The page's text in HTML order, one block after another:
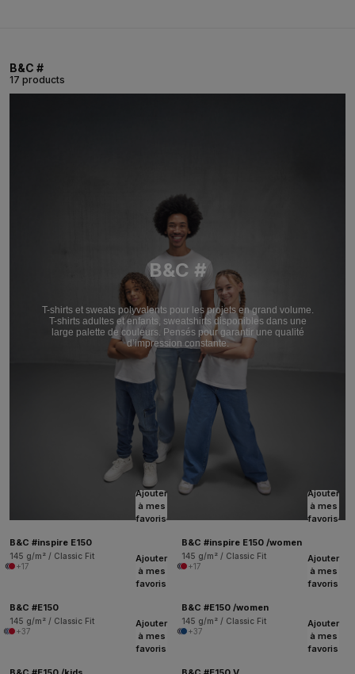
B&C #
17 products
B&C #
T-shirts et sweats polyvalents pour les projets en grand volume.
T-shirts adultes et enfants, sweatshirts disponibles dans une
large palette de couleurs. Pensés pour garantir une qualité
d’impression constante.
Ajouter
à mes
favoris
B&C #inspire E150
145 g/m² / Classic Fit
+17
Ajouter
à mes
favoris
B&C #inspire E150 /women
145 g/m² / Classic Fit
+17
Ajouter
à mes
favoris
B&C #E150
145 g/m² / Classic Fit
+37
Ajouter
à mes
favoris
B&C #E150 /women
145 g/m² / Classic Fit
+37
Ajouter
à mes
favoris
Ajouter
à mes
favoris